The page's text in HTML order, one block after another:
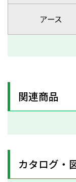
アース
関連商品
カタログ・